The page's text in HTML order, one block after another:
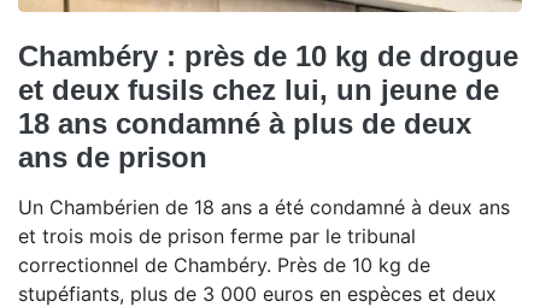
Chambéry : près de 10 kg de drogue
et deux fusils chez lui, un jeune de
18 ans condamné à plus de deux
ans de prison
Un Chambérien de 18 ans a été condamné à deux ans
et trois mois de prison ferme par le tribunal
correctionnel de Chambéry. Près de 10 kg de
stupéfiants, plus de 3 000 euros en espèces et deux